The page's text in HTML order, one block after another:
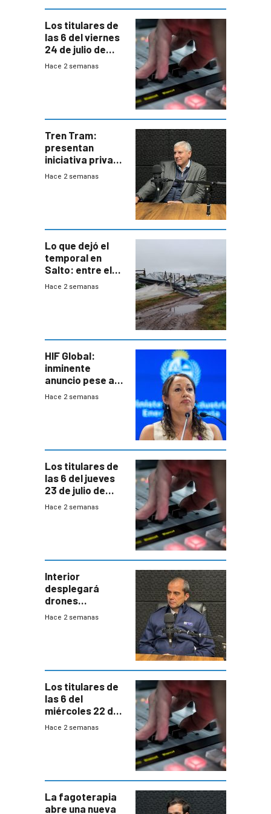
Los titulares de
las 6 del viernes
24 de julio de
2026
Hace 2 semanas
Tren Tram:
presentan
iniciativa privada
para una red de
Hace 2 semanas
Lo que dejó el
temporal en
Salto: entre el
impacto
Hace 2 semanas
HIF Global:
inminente
anuncio pese a
declaración de
gobierno
Hace 2 semanas
Los titulares de
las 6 del jueves
23 de julio de
2026
Hace 2 semanas
Interior
desplegará
drones
autónomos para
Hace 2 semanas
Los titulares de
las 6 del
miércoles 22 de
julio de 2026
Hace 2 semanas
La fagoterapia
abre una nueva